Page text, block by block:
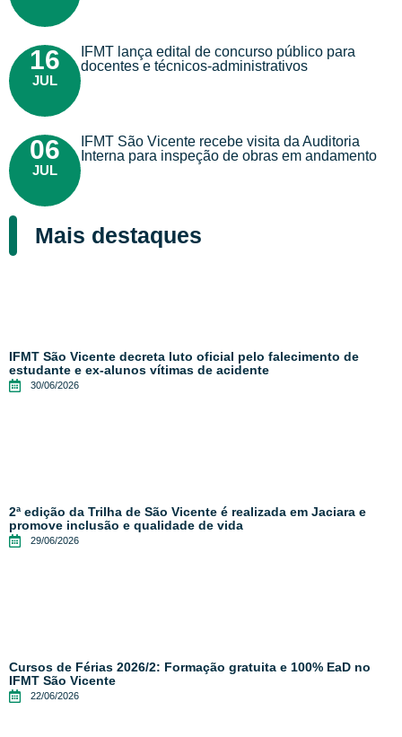
16
JUL
IFMT lança edital de concurso público para
docentes e técnicos-administrativos
06
JUL
IFMT São Vicente recebe visita da Auditoria
Interna para inspeção de obras em andamento
Mais destaques
IFMT São Vicente decreta luto oficial pelo falecimento de
estudante e ex-alunos vítimas de acidente
30/06/2026
2ª edição da Trilha de São Vicente é realizada em Jaciara e
promove inclusão e qualidade de vida
29/06/2026
Cursos de Férias 2026/2: Formação gratuita e 100% EaD no
IFMT São Vicente
22/06/2026